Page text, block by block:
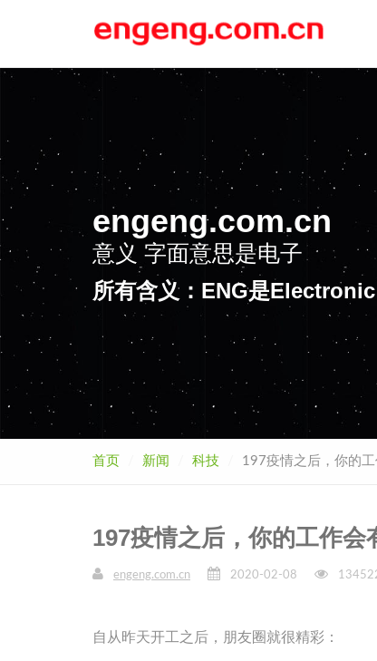
engeng.com.cn
意义
新闻
所有含义：ENG是
首页 新闻 科技 197疫情之后，你的
197疫情之后，你的工作会
engeng.com.cn 2020-02-08
自从昨天开工之后，朋友圈就很精彩：